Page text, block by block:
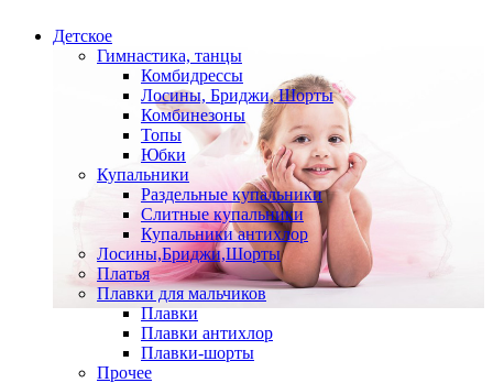
Детское
Гимнастика, танцы
Комбидрессы
Лосины, Бриджи, Шорты
Комбинезоны
Топы
Юбки
Купальники
Раздельные купальники
Слитные купальники
Купальники антихлор
Лосины,Бриджи,Шорты
Платья
Плавки для мальчиков
Плавки
Плавки антихлор
Плавки-шорты
Прочее